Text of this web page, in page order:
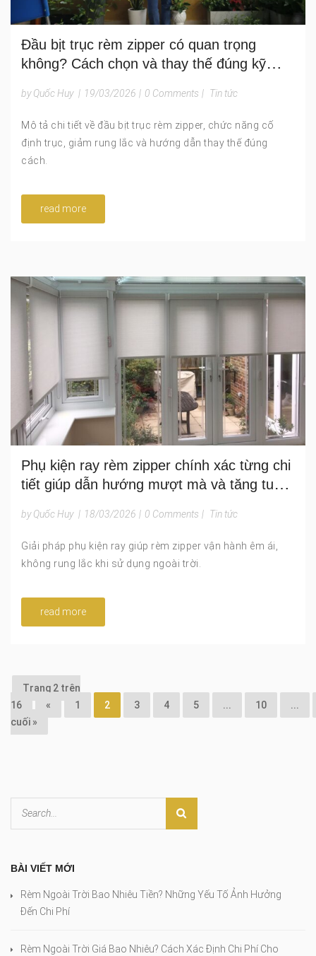
Đầu bịt trục rèm zipper có quan trọng
không? Cách chọn và thay thế đúng kỹ
by Quốc Huy | 19/03/2026 | 0 Comments | Tin tức
Mô tả chi tiết về đầu bịt trục rèm zipper, chức năng cố
định trục, giảm rung lắc và hướng dẫn thay thế đúng
cách.
read more
Phụ kiện ray rèm zipper chính xác từng chi
tiết giúp dẫn hướng mượt mà và tăng tuổi
by Quốc Huy | 18/03/2026 | 0 Comments | Tin tức
Giải pháp phụ kiện ray giúp rèm zipper vận hành êm ái,
không rung lắc khi sử dụng ngoài trời.
read more
Trang 2 trên
16
« 1 2 3 4 5 ... 10
...
cuối »
BÀI VIẾT MỚI
Rèm Ngoài Trời Bao Nhiêu Tiền? Những Yếu Tố Ảnh Hưởng
Đến Chi Phí
Rèm Ngoài Trời Giá Bao Nhiêu? Cách Xác Định Chi Phí Cho